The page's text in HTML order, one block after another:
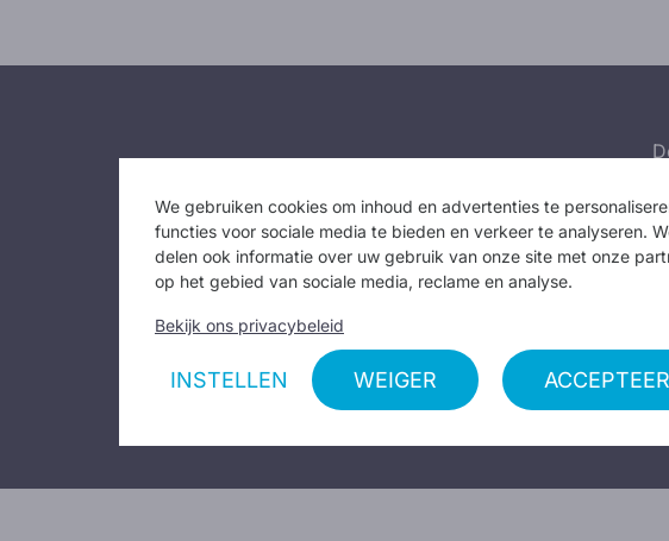
Federation Butane
Privacy
We gebruiken cookies om inhoud en advertenties te
functies voor sociale media te bieden en verkeer te analyseren.
delen ook informatie over uw gebruik van onze site met onze
op het gebied van sociale media, reclame en analyse.
Bekijk ons privacybeleid
INSTELLEN WEIGER ACCEPTEER